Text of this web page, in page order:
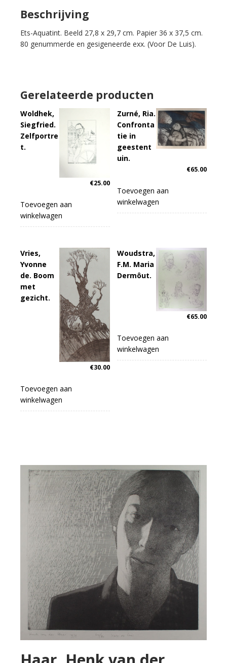
Beschrijving
Ets-Aquatint. Beeld 27,8 x 29,7 cm. Papier 36 x 37,5 cm.
80 genummerde en gesigeneerde exx. (Voor De Luis).
Gerelateerde producten
Woldhek,
Siegfried.
Zelfportre
t.
€25.00
Toevoegen aan
winkelwagen
Zurné, Ria.
Confronta
tie in
geestent
uin.
€65.00
Toevoegen aan
winkelwagen
Vries,
Yvonne
de. Boom
met
gezicht.
€30.00
Toevoegen aan
winkelwagen
Woudstra,
F.M. Maria
Dermôut.
€65.00
Toevoegen aan
winkelwagen